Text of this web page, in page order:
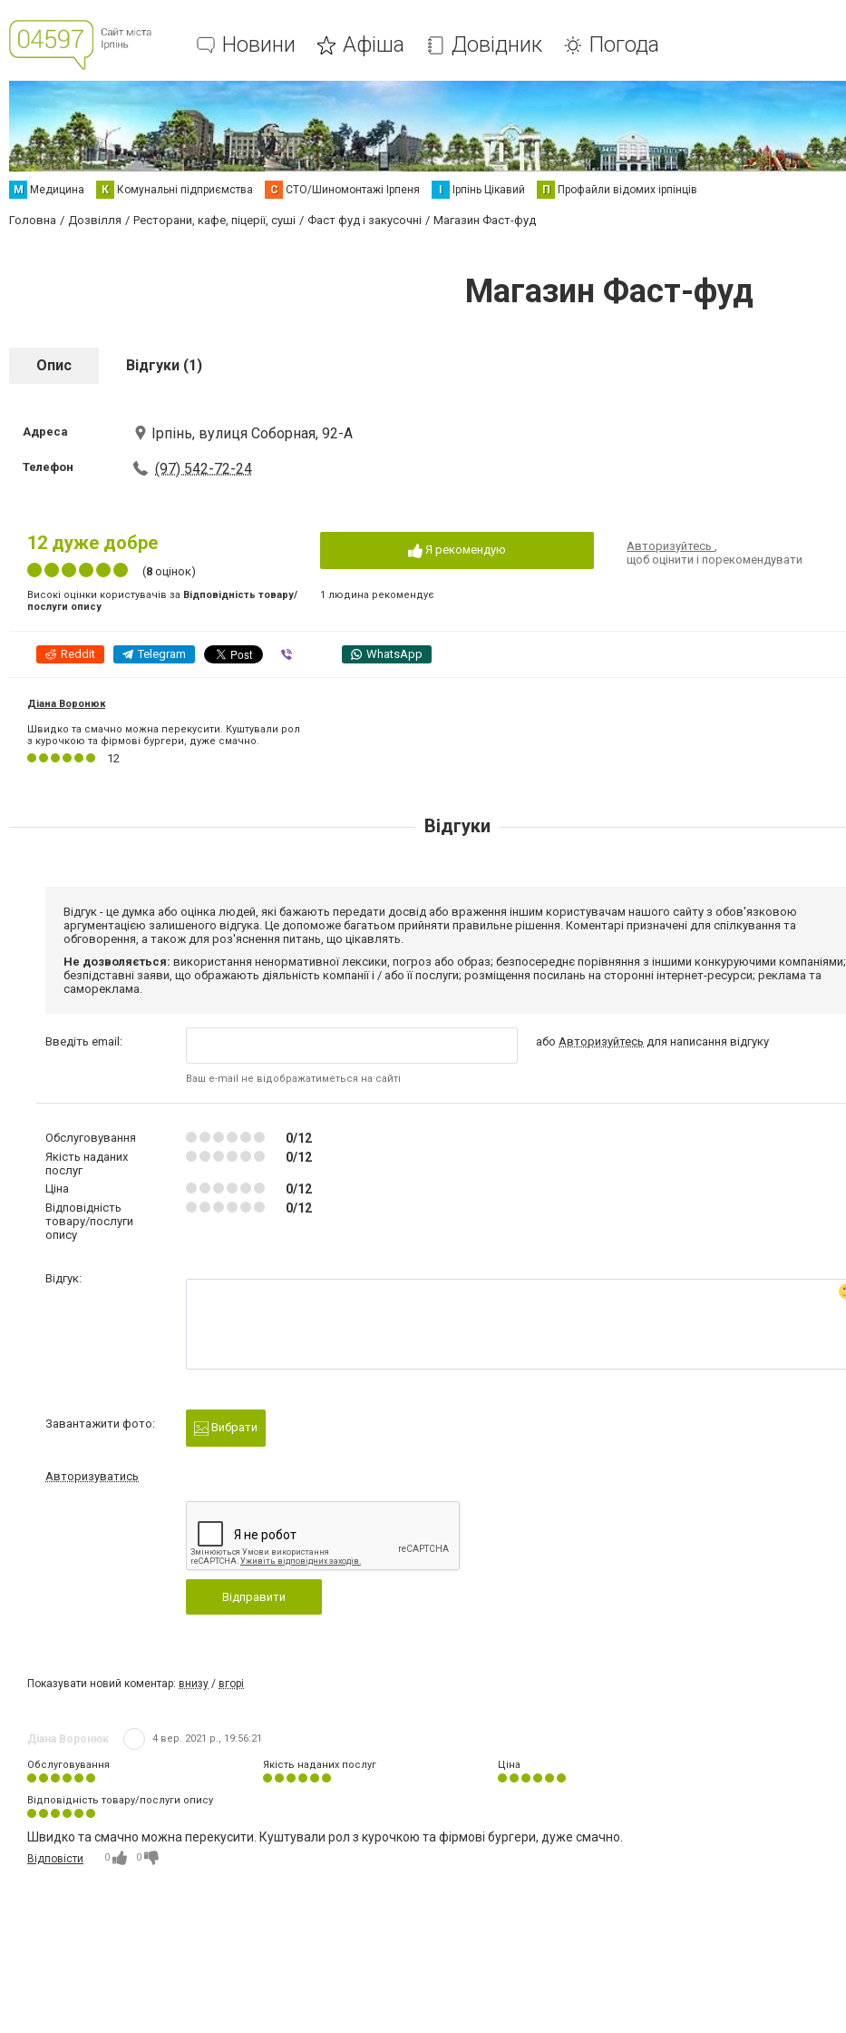
Новини Афіша Довідник Погода
М Медицина К Комунальні підприємства С СТО/Шиномонтажі Ірпеня І Ірпінь Цікавий П Профайли відомих ірпінців
Головна Дозвілля Ресторани, кафе, піцерії, суші Фаст фуд і закусочні Магазин Фаст-фуд
Магазин Фаст-фуд
Опис Відгуки (1)
Адреса Ірпінь, вулиця Соборная, 92-А
Телефон (97) 542-72-24
12 дуже добре
(8 оцінок)
Високі оцінки користувачів за Відповідність товару/
послуги опису
Я рекомендую
1 людина рекомендує
Авторизуйтесь,
щоб оцінити і порекомендувати
Reddit Telegram WhatsApp
Діана Воронюк
Швидко та смачно можна перекусити. Куштували рол
з курочкою та фірмові бургери, дуже смачно.
12
Відгуки
Відгук - це думка або оцінка людей, які бажають передати досвід або враження іншим користувачам нашого сайту з обов'язковою
аргументацією залишеного відгука. Це допоможе багатьом прийняти правильне рішення. Коментарі призначені для спілкування та
обговорення, а також для роз'яснення питань, що цікавлять.
Не дозволяється: використання ненормативної лексики, погроз або образ; безпосереднє порівняння з іншими конкуруючими компаніями;
безпідставні заяви, що ображають діяльність компанії і / або її послуги; розміщення посилань на сторонні інтернет-ресурси; реклама та
самореклама.
Введіть email:
Ваш e-mail не відображатиметься на сайті
абоАвторизуйтесь для написання відгуку
Обслуговування 0/12
Якість наданих
послуг
0/12
Ціна 0/12
Відповідність
товару/послуги
опису
0/12
Відгук:
Завантажити фото: Вибрати
Авторизуватись
Відправити
Показувати новий коментар: внизу / вгорі
Діана Воронюк 4 вер. 2021 р., 19:56:21
Обслуговування Якість наданих послуг Ціна
Відповідність товару/послуги опису
Швидко та смачно можна перекусити. Куштували рол з курочкою та фірмові бургери, дуже смачно.
Відповісти 0 0